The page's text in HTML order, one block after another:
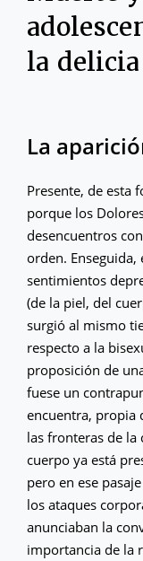
la
La
Presente, de esta
porque los
desencuentros
orden.
sentimientos
(de la piel, del
surgió al mismo
respecto a la
proposición de
fuese un
encuentra, propia
las fronteras de la
cuerpo ya está
pero en ese
los ataques
anunciaban la
importancia de la